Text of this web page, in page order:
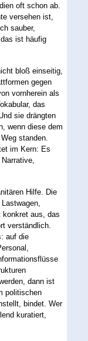
oft schon ab.
versehen ist,
sauber,
ist häufig
bloß einseitig,
gegen
vornherein als
das
sie drängten
wenn diese dem
standen.
im Kern: Es
Hilfe. Die
konkret aus, das
verständlich.
auf die
dann ist
politischen
bindet. Wer
kuratiert,